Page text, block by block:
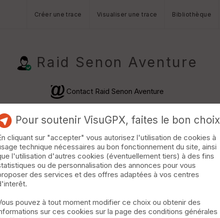
Créer une trace Visualiser une trace Bibliothèque
Raid Senon Aventure
Contact Raid Senon Aventure
Vélo
Pour soutenir VisuGPX, faites le bon choix
cliquant sur "accepter" vous autorisez l'utilisation de cookies à
technique nécessaires au bon fonctionnement du site, ainsi
l'utilisation d'autres cookies (éventuellement tiers) à des fins
ou de personnalisation des annonces pour vous
des services et des offres adaptées à vos centres
pouvez à tout moment modifier ce choix ou obtenir des
sur ces cookies sur la page des conditions générales